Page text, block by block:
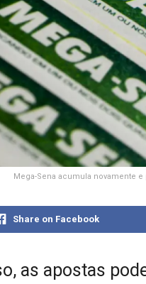
Mega-Sena acumula novamente
Share on Facebook
as apostas